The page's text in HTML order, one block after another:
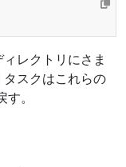
ィレクトリにさま
タスクはこれらの
。